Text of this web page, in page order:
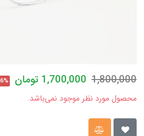
1,800,000
1,700,000 تومان 6%
محصول مورد نظر موجود نمی‌باشد.